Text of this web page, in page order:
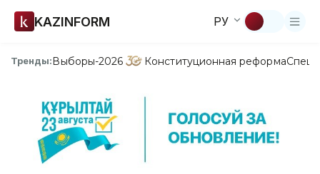
KAZINFORM РУ
Тренды:Выборы-2026 Конституционная реформа